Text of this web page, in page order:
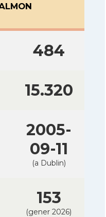
484
15.320
2005-
09-11
(a Dublin)
153
(gener 2026)